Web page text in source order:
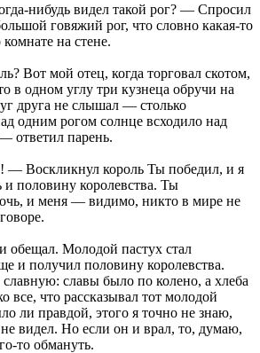
нибудь видел такой рог? — Спросил
говяжий рог, что словно какая-то
на стене.
Вот мой отец, когда торговал скотом,
в одном углу три кузнеца обручи на
друга не слышал — столько
одним рогом солнце всходило над
ответил парень.
Воскликнул король Ты победил, и я
и половину королевства. Ты
и меня — видимо, никто в мире не
обещал. Молодой пастух стал
и получил половину королевства.
славы было по колено, а хлеба
все, что рассказывал тот молодой
ли правдой, этого я точно не знаю,
видел. Но если он и врал, то, думаю,
то обмануть.